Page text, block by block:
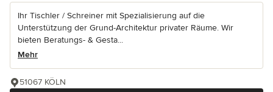
Ihr Tischler / Schreiner mit Spezialisierung auf die
Unterstützung der Grund-Architektur privater Räume. Wir
bieten Beratungs- & Gesta...
Mehr
51067 KÖLN